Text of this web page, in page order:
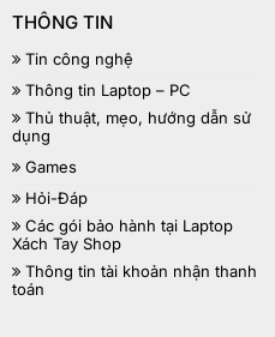
THÔNG TIN
Tin công nghệ
Thông tin Laptop – PC
Thủ thuật, mẹo, hướng dẫn sử
dụng
Games
Hỏi-Đáp
Các gói bảo hành tại Laptop
Xách Tay Shop
Thông tin tài khoản nhận thanh
toán